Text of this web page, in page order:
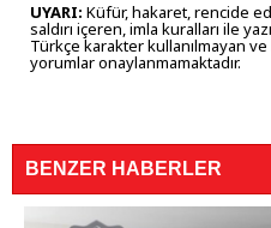
UYARI: Küfür, hakaret, rencide
saldırı içeren, imla kuralları ile
Türkçe karakter kullanılmayan
yorumlar onaylanmamaktadır.
BENZER HABERLER